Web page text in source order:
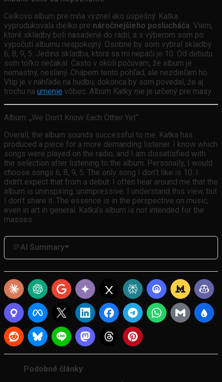
Celkovo album pre mňa vyznel ako úspešný. Katka
vyprodukovala dielko pre náročnejšieho poslucháča. Viem,
ktoré skladby boli nasadené do rádií, a s výberom som po
vypočutí albumu nespokojný. Osobne by som vybral skladby
6, 8, 9, 5. Jediná skladba, ktorá sa mi nepáči je 10. Od debutu
som toľko nečakal. Často v okolí počúvam, že album je
nemastný, neslaný. Chápem tento pohľad, ale nezdieľam ho.
Vtip je v náhľade na hudbu, dokonca by som povedal, že aj
trochu na umenie vôbec. Album Katky nie je určený pre masy.
Album: „We Don’t Know Each Other Yet“
Overall, the album sounds successful to me. Katka has
produced a piece for a more demanding listener. I know which
songs were played on the radio, and I am dissatisfied with
the selection after listening to the album. Personally, I would
choose songs 6, 8, 9, 5. The only song I don’t like is 10. I
didn’t expect that from a debut. I often hear around me that the
album is uninspiring, unimpressive. I understand this view, but
I don’t share it. The essence is in the perspective on music,
even in art in general. Katka’s album is not intended for the
masses.
AI Summary
Podobné články: